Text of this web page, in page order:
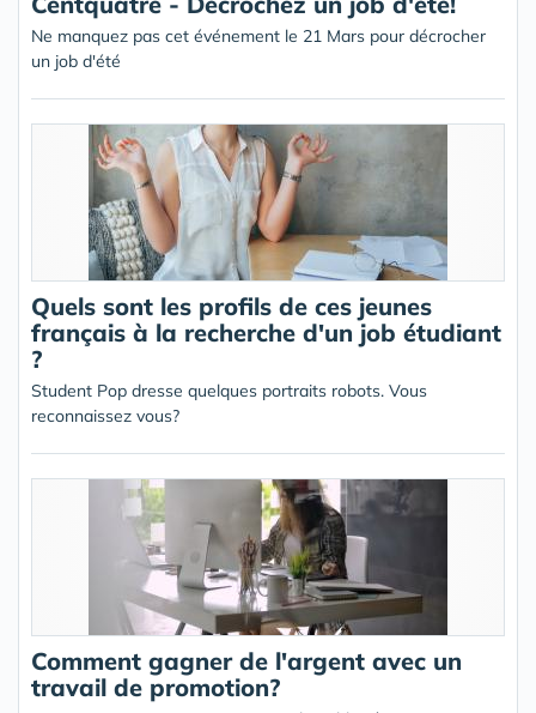
Ne manquez pas cet événement le 21 Mars pour décrocher
un job d'été
Quels sont les profils de ces jeunes
français à la recherche d'un job étudiant
?
Student Pop dresse quelques portraits robots. Vous
reconnaissez vous?
Comment gagner de l'argent avec un
travail de promotion?